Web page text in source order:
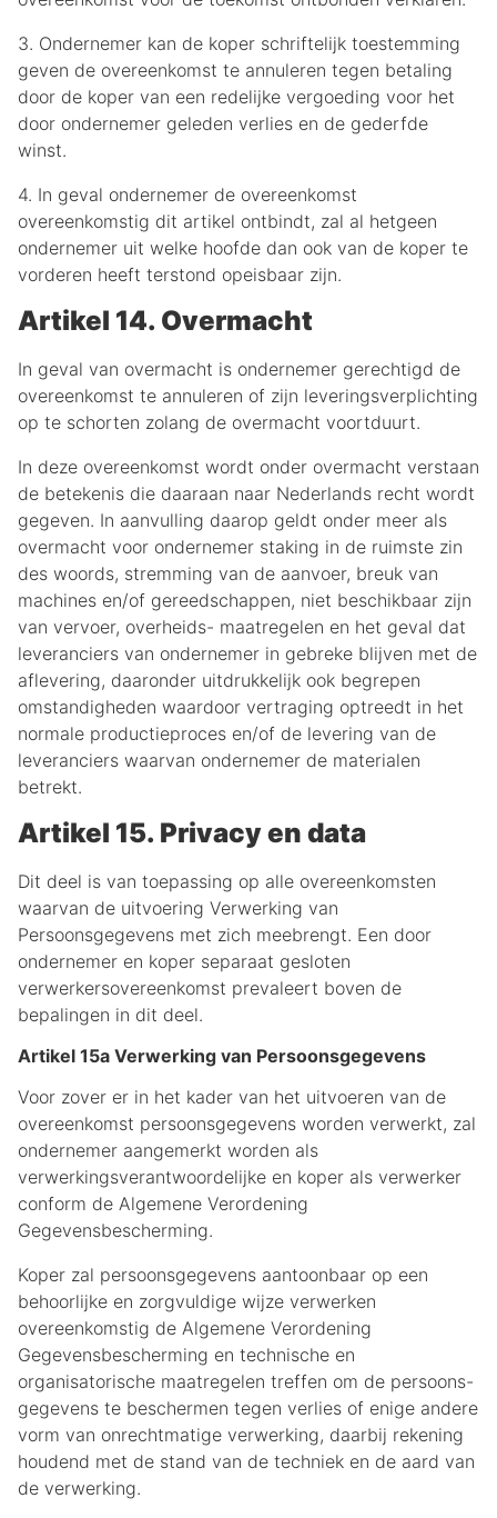
3. Ondernemer kan de koper schriftelijk toestemming
geven de overeenkomst te annuleren tegen betaling
door de koper van een redelijke vergoeding voor het
door ondernemer geleden verlies en de gederfde
winst.
4. In geval ondernemer de overeenkomst
overeenkomstig dit artikel ontbindt, zal al hetgeen
ondernemer uit welke hoofde dan ook van de koper te
vorderen heeft terstond opeisbaar zijn.
Artikel 14. Overmacht
In geval van overmacht is ondernemer gerechtigd de
overeenkomst te annuleren of zijn leveringsverplichting
op te schorten zolang de overmacht voortduurt.
In deze overeenkomst wordt onder overmacht verstaan
de betekenis die daaraan naar Nederlands recht wordt
gegeven. In aanvulling daarop geldt onder meer als
overmacht voor ondernemer staking in de ruimste zin
des woords, stremming van de aanvoer, breuk van
machines en/of gereedschappen, niet beschikbaar zijn
van vervoer, overheids- maatregelen en het geval dat
leveranciers van ondernemer in gebreke blijven met de
aflevering, daaronder uitdrukkelijk ook begrepen
omstandigheden waardoor vertraging optreedt in het
normale productieproces en/of de levering van de
leveranciers waarvan ondernemer de materialen
betrekt.
Artikel 15. Privacy en data
Dit deel is van toepassing op alle overeenkomsten
waarvan de uitvoering Verwerking van
Persoonsgegevens met zich meebrengt. Een door
ondernemer en koper separaat gesloten
verwerkersovereenkomst prevaleert boven de
bepalingen in dit deel.
Artikel 15a Verwerking van Persoonsgegevens
Voor zover er in het kader van het uitvoeren van de
overeenkomst persoonsgegevens worden verwerkt, zal
ondernemer aangemerkt worden als
verwerkingsverantwoordelijke en koper als verwerker
conform de Algemene Verordening
Gegevensbescherming.
Koper zal persoonsgegevens aantoonbaar op een
behoorlijke en zorgvuldige wijze verwerken
overeenkomstig de Algemene Verordening
Gegevensbescherming en technische en
organisatorische maatregelen treffen om de persoons-
gegevens te beschermen tegen verlies of enige andere
vorm van onrechtmatige verwerking, daarbij rekening
houdend met de stand van de techniek en de aard van
de verwerking.